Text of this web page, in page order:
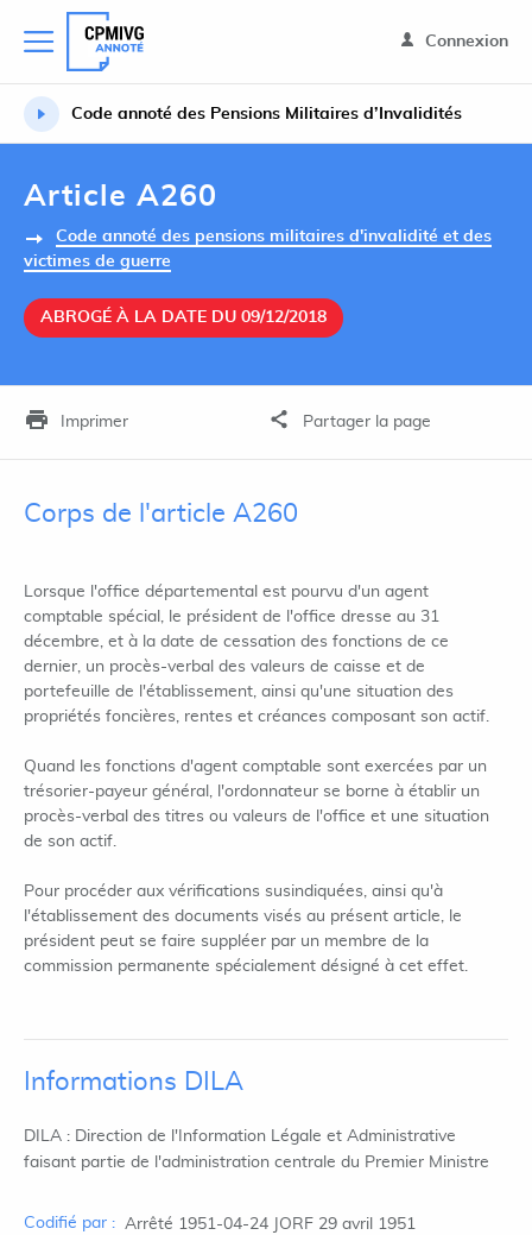
Connexion
Code annoté des Pensions Militaires d’Invalidités
Article A260
Code annoté des pensions militaires d'invalidité et des
victimes de guerre
ABROGÉ À LA DATE DU 09/12/2018
Imprimer Partager la page
Corps de l'article A260
Lorsque l'office départemental est pourvu d'un agent
comptable spécial, le président de l'office dresse au 31
décembre, et à la date de cessation des fonctions de ce
dernier, un procès-verbal des valeurs de caisse et de
portefeuille de l'établissement, ainsi qu'une situation des
propriétés foncières, rentes et créances composant son actif.
Quand les fonctions d'agent comptable sont exercées par un
trésorier-payeur général, l'ordonnateur se borne à établir un
procès-verbal des titres ou valeurs de l'office et une situation
de son actif.
Pour procéder aux vérifications susindiquées, ainsi qu'à
l'établissement des documents visés au présent article, le
président peut se faire suppléer par un membre de la
commission permanente spécialement désigné à cet effet.
Informations DILA
DILA : Direction de l'Information Légale et Administrative
faisant partie de l'administration centrale du Premier Ministre
Codifié par : Arrêté 1951-04-24 JORF 29 avril 1951